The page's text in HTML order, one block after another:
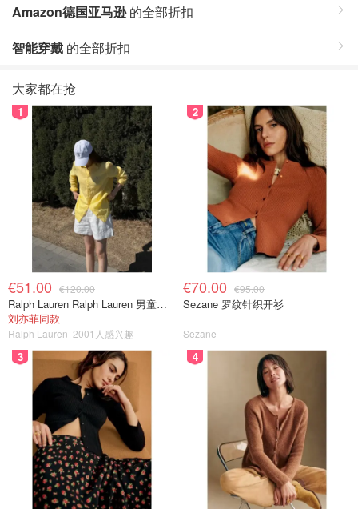
Amazon德国亚马逊的全部折扣
智能穿戴 的全部折扣
大家都在抢
1
€51.00 €120.00
Ralph Lauren Ralph Lauren 男童亚麻衬衫
刘亦菲同款
Ralph Lauren 2001人感兴趣
2
€70.00 €95.00
Sezane 罗纹针织开衫
Sezane
3 4